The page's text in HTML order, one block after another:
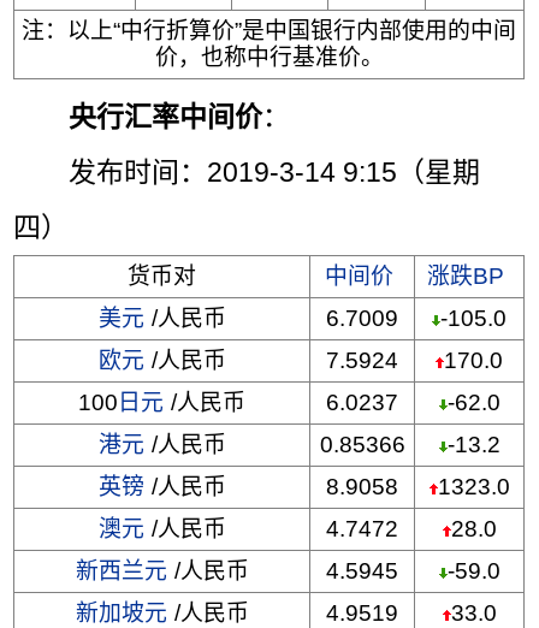
注：以上“中行折算价”是中国银行内部使用的中间
价，也称中行基准价。
央行汇率中间价：
发布时间：2019-3-14 9:15（星期
四）
货币对 中间价
涨跌BP
美元 /人民币 6.7009
-105.0
欧元 /人民币 7.5924
170.0
100 日元 /人民币 6.0237
-62.0
港元 /人民币 0.85366
-13.2
英镑 /人民币 8.9058
1323.0
澳元 /人民币 4.7472
28.0
新西兰元 /人民币 4.5945
-59.0
新加坡元 /人民币 4.9519
33.0